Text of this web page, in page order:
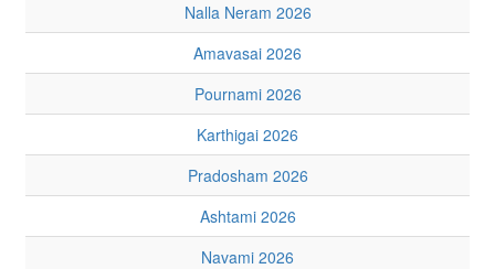
Nalla Neram 2026
Amavasai 2026
Pournami 2026
Karthigai 2026
Pradosham 2026
Ashtami 2026
Navami 2026